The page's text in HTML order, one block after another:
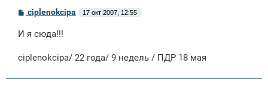
С
б
н
е
ciplenokcipa 17 окт 2007, 12:55
И я сюда!!!
ciplenokcipa/ 22 года/ 9 недель / ПДР 18 мая